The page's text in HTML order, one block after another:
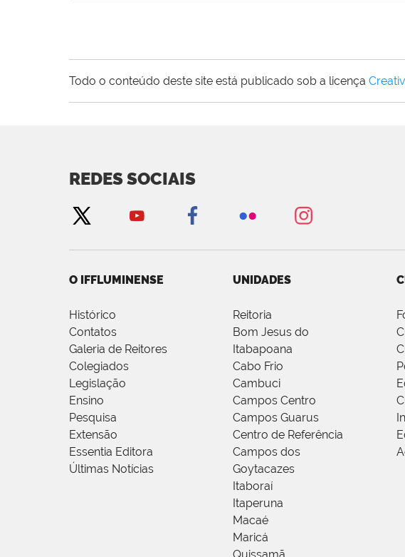
Todo o conteúdo deste site está publicado sob a licença
REDES SOCIAIS
O IFFLUMINENSE
Histórico
Contatos
Galeria de Reitores
Colegiados
Legislação
Ensino
Pesquisa
Extensão
Essentia Editora
Últimas Notícias
UNIDADES
Reitoria
Bom Jesus do
Itabapoana
Cabo Frio
Cambuci
Campos Centro
Campos Guarus
Centro de Referência
Campos dos
Goytacazes
Itaboraí
Itaperuna
Macaé
Maricá